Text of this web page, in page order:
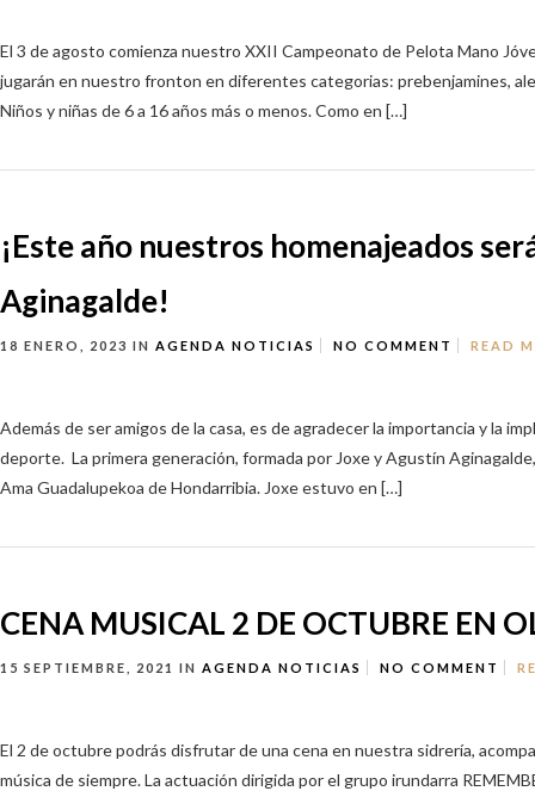
El 3 de agosto comienza nuestro XXII Campeonato de Pelota Mano
jugarán en nuestro fronton en diferentes categorias: prebenjamines,
Niños y niñas de 6 a 16 años más o menos. Como en […]
¡Este año nuestros homenajeados
Aginagalde!
18 ENERO, 2023 IN AGENDA NOTICIAS NO COMMENT READ
Además de ser amigos de la casa, es de agradecer la importancia y la
deporte. La primera generación, formada por Joxe y Agustín
Ama Guadalupekoa de Hondarribia. Joxe estuvo en […]
CENA MUSICAL 2 DE OCTUBRE EN
15 SEPTIEMBRE, 2021 IN AGENDA NOTICIAS NO COMMENT
El 2 de octubre podrás disfrutar de una cena en nuestra sidrería,
música de siempre. La actuación dirigida por el grupo irundarra